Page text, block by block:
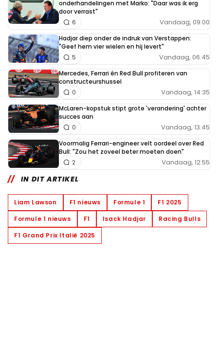
onderhandelingen met Marko: "Daar was ik erg
door verrast"
Vandaag, 09:00
6
Hadjar diep onder de indruk van Verstappen:
"Geef hem vier wielen en hij levert"
Vandaag, 06:45
5
Mercedes, Ferrari én Red Bull profiteren van
constructeurshussel
Vandaag, 14:35
0
McLaren-kopstuk stipt grote 'verandering' achter
succes aan
Vandaag, 13:45
0
Voormalig Ferrari-engineer velt oordeel over Red
Bull: "Zou het zoveel beter moeten doen"
Vandaag, 12:55
2
IN DIT ARTIKEL
Liam Lawson F1 nieuws Formule 1
F1 2025
Formule 1 nieuws
F1 Isack Hadjar
Racing Bulls
F1 Grand Prix Italië 2025